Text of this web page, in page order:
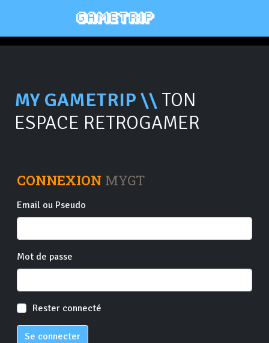
MY GAMETRIP \\ TON
ESPACE RETROGAMER
CONNEXION MYGT
Email ou Pseudo
Mot de passe
Rester connecté
Se connecter